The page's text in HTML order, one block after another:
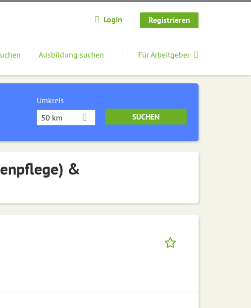
Login Registrieren
Ausbildung suchen Für Arbeitgeber
Umkreis
50 km
&